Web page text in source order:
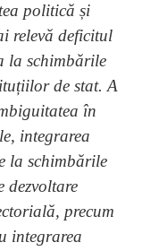
politică și
relevă deficitul
la schimbările
de stat. A
în
integrarea
la schimbările
dezvoltare
precum
integrarea